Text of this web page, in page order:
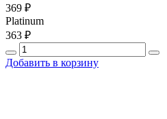
369 ₽
Platinum
363 ₽
Добавить в корзину